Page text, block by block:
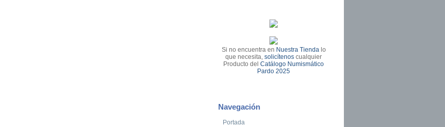
Si no encuentra en Nuestra Tienda lo
que necesita,solicítenos cualquier
Producto delCatálogo Numismático
Pardo 2025
Navegación
Portada